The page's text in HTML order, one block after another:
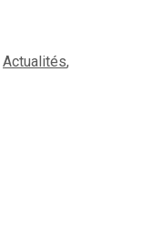
Actualités,